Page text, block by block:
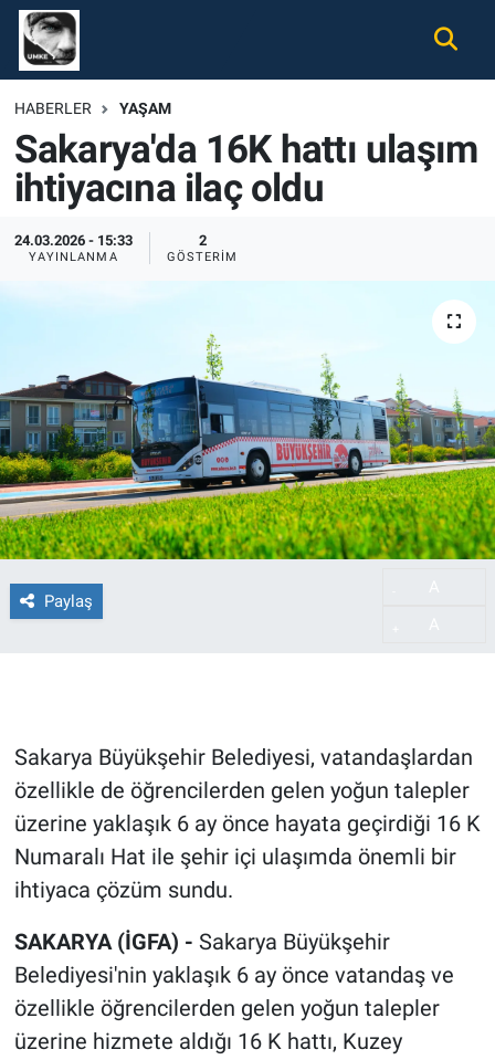
HABERLER YAŞAM
Sakarya'da 16K hattı ulaşım
ihtiyacına ilaç oldu
24.03.2026 - 15:33
YAYINLANMA
2
GÖSTERIM
Paylaş
Sakarya Büyükşehir Belediyesi, vatandaşlardan
özellikle de öğrencilerden gelen yoğun talepler
üzerine yaklaşık 6 ay önce hayata geçirdiği 16 K
Numaralı Hat ile şehir içi ulaşımda önemli bir
ihtiyaca çözüm sundu.
SAKARYA (İGFA) - Sakarya Büyükşehir
Belediyesi'nin yaklaşık 6 ay önce vatandaş ve
özellikle öğrencilerden gelen yoğun talepler
üzerine hizmete aldığı 16 K hattı, Kuzey
Gündem
Ekonomi
Spor
Magazin
İletişim
Künye
Nöbetçi Eczaneler
Hava Durumu
Namaz Vakitleri
Trafik Durumu
Tüm Manşetler
Son Dakika Haberleri
Haber Arşivi